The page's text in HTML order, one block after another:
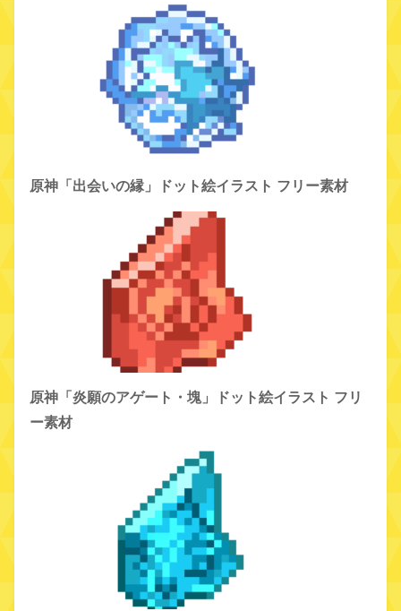
原神「出会いの縁」ドット絵イラスト フリー素材
原神「炎願のアゲート・塊」ドット絵イラスト フリ
ー素材